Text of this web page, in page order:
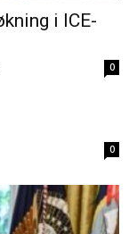
i ICE-
0
0